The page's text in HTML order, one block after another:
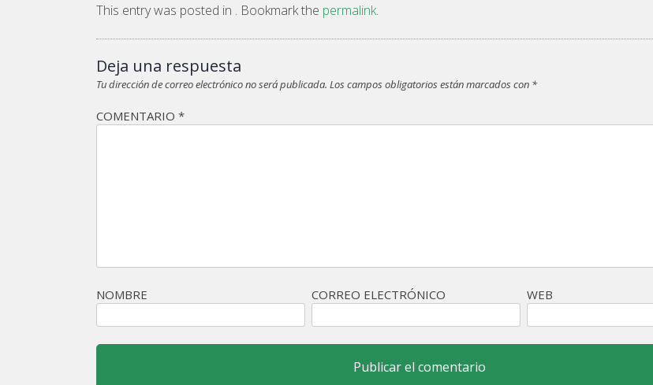
This entry was posted in . Bookmark the permalink.
Deja una respuesta
Tu dirección de correo electrónico no será publicada. Los campos obligatorios están marcados con *
COMENTARIO *
NOMBRE CORREO ELECTRÓNICO WEB